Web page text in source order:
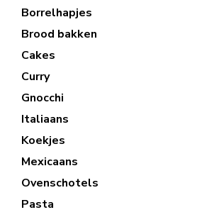
Borrelhapjes
Brood bakken
Cakes
Curry
Gnocchi
Italiaans
Koekjes
Mexicaans
Ovenschotels
Pasta